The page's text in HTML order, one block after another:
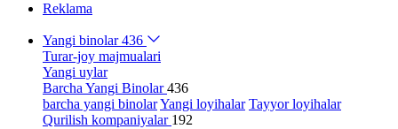
Reklama
Yangi binolar436
Turar-joy majmualari
Yangi uylar
Barcha Yangi Binolar436
barcha yangi binolarYangi loyihalar Tayyor loyihalar
Qurilish kompaniyalar 192